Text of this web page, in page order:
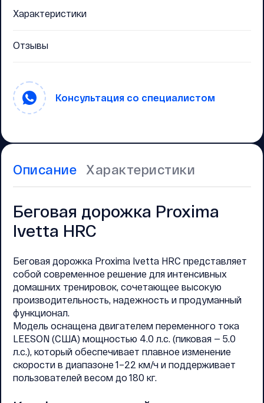
Описание Характеристики
Беговая дорожка Proxima
Ivetta HRC
Беговая дорожка Proxima Ivetta HRC представляет
собой современное решение для интенсивных
домашних тренировок, сочетающее высокую
производительность, надежность и продуманный
функционал.
Модель оснащена двигателем переменного тока
LEESON (США) мощностью 4.0 л.с. (пиковая — 5.0
л.с.), который обеспечивает плавное изменение
скорости в диапазоне 1–22 км/ч и поддерживает
пользователей весом до 180 кг.
Характеристики
Отзывы
Консультация со специалистом